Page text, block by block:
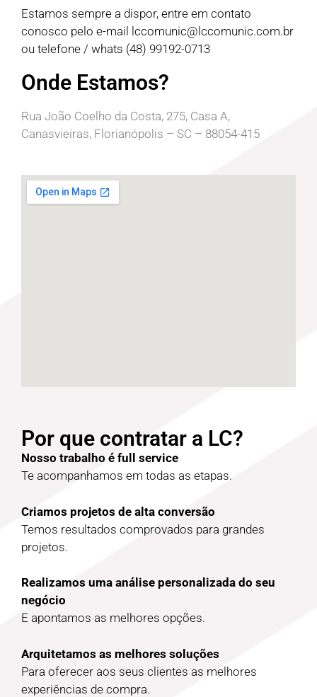
Estamos sempre a dispor, entre em contato
conosco pelo e-mail lccomunic@lccomunic.com.br
ou telefone / whats (48) 99192-0713
Onde Estamos?
Rua João Coelho da Costa, 275, Casa A,
Canasvieiras, Florianópolis – SC – 88054-415
Por que contratar a LC?
Nosso trabalho é full service
Te acompanhamos em todas as etapas.
Criamos projetos de alta conversão
Temos resultados comprovados para grandes
projetos.
Realizamos uma análise personalizada do seu
negócio
E apontamos as melhores opções.
Arquitetamos as melhores soluções
Para oferecer aos seus clientes as melhores
experiências de compra.